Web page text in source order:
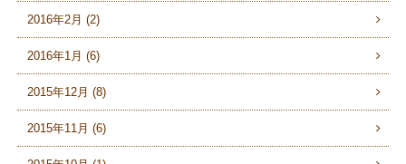
2016年2月 (2)
2016年1月 (6)
2015年12月 (8)
2015年11月 (6)